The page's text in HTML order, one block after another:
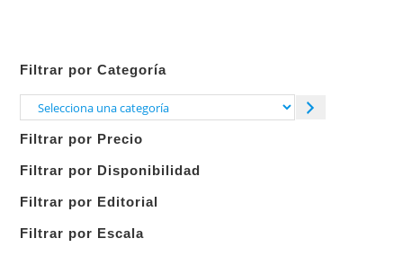
Filtrar por Categoría
Selecciona
categoría
Filtrar por Precio
Filtrar por Disponibilidad
Filtrar por Editorial
Filtrar por Escala